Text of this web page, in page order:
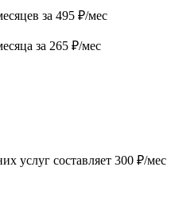
за 495 ₽/мес
за 265 ₽/мес
услуг составляет 300 ₽/мес